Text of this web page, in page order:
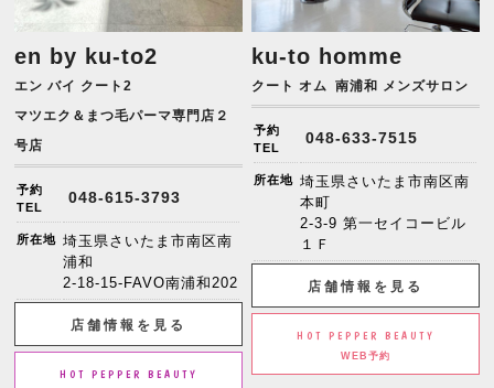
en by ku-to2
エン バイ クート2
マツエク＆まつ毛パーマ専門店２
号店
予約
TEL
048-615-3793
所在地 埼玉県さいたま市南区南
浦和
2-18-15-FAVO南浦和202
店舗情報を見る
HOT PEPPER BEAUTY
ku-to homme
クート オム 南浦和 メンズサロン
予約
TEL
048-633-7515
所在地 埼玉県さいたま市南区南
本町
2-3-9 第一セイコービル
１Ｆ
店舗情報を見る
HOT PEPPER BEAUTY
WEB予約